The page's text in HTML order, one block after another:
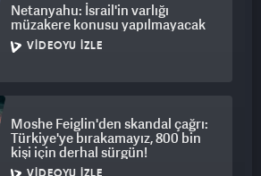
Netanyahu: İsrail'in varlığı
müzakere konusu yapılmayacak
VIDEOYU İZLE
Moshe Feiglin'den skandal çağrı:
Türkiye'ye bırakamayız, 800 bin
kişi için derhal sürgün!